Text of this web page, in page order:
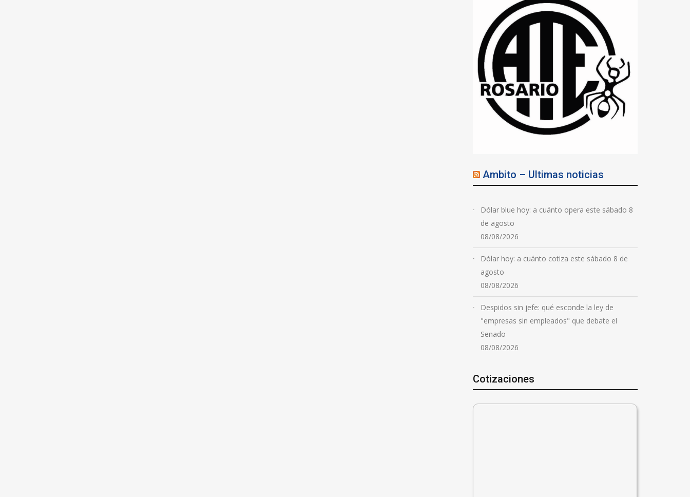
Ambito – Ultimas noticias
Dólar blue hoy: a cuánto opera este sábado 8
de agosto
08/08/2026
Dólar hoy: a cuánto cotiza este sábado 8 de
agosto
08/08/2026
Despidos sin jefe: qué esconde la ley de
"empresas sin empleados" que debate el
Senado
08/08/2026
Cotizaciones